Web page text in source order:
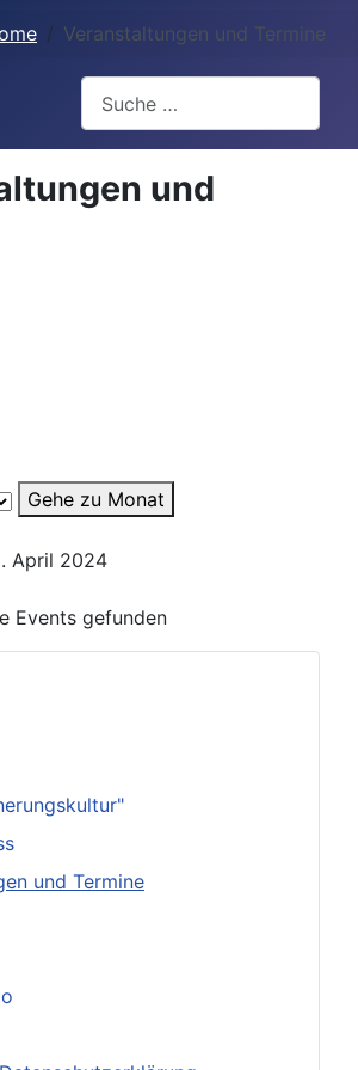
Veranstaltungen und Termine
und Termine
und
Gehe zu Monat
April 2024
Events gefunden